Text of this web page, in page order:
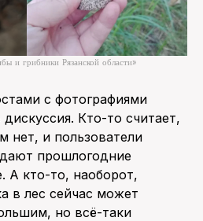
и грибники Рязанской области»
с фотографиями
дискуссия. Кто-то считает,
нет, и пользователи
прошлогодние
А кто-то, наоборот,
в лес сейчас может
но всё-таки